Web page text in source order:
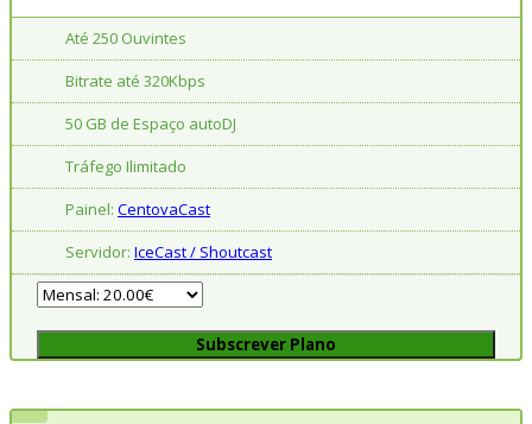
Até 250 Ouvintes
Bitrate até 320Kbps
50 GB de Espaço autoDJ
Tráfego Ilimitado
Painel: CentovaCast
Servidor: IceCast / Shoutcast
Subscrever Plano